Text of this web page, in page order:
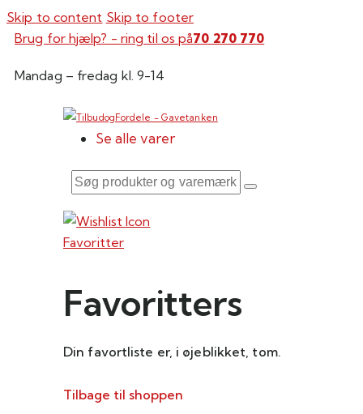
Skip to content Skip to footer
Brug for hjælp? - ring til os på70 270 770
Mandag – fredag kl. 9-14
Se alle varer
Søg
og
varemærker
Favoritter
Favoritters
Din favortliste er, i øjeblikket, tom.
Tilbage til shoppen